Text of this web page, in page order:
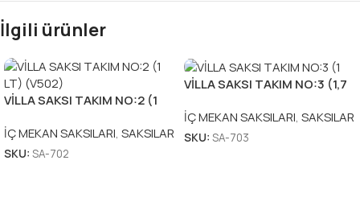
İlgili ürünler
VİLLA SAKSI TAKIM NO:2 (1
İÇ MEKAN SAKSILARI, SAKSILAR
SKU: SA-702
VİLLA SAKSI TAKIM NO:3 (1,7
İÇ MEKAN SAKSILARI, SAKSILAR
SKU: SA-703